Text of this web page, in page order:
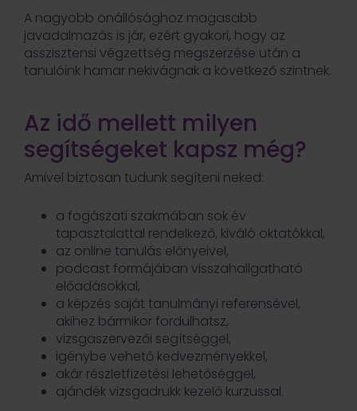
A nagyobb önállósághoz magasabb
javadalmazás is jár, ezért gyakori, hogy az
asszisztensi végzettség megszerzése után a
tanulóink hamar nekivágnak a következő szintnek.
Az idő mellett milyen
segítségeket kapsz még?
Amivel biztosan tudunk segíteni neked:
a fogászati szakmában sok év
tapasztalattal rendelkező, kiváló oktatókkal,
az online tanulás előnyeivel,
podcast formájában visszahallgatható
előadásokkal,
a képzés saját tanulmányi referensével,
akihez bármikor fordulhatsz,
vizsgaszervezői segítséggel,
igénybe vehető kedvezményekkel,
akár részletfizetési lehetőséggel,
ajándék vizsgadrukk kezelő kurzussal.